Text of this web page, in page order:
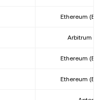
Ethereum
Arbitrum
Ethereum
Ethereum